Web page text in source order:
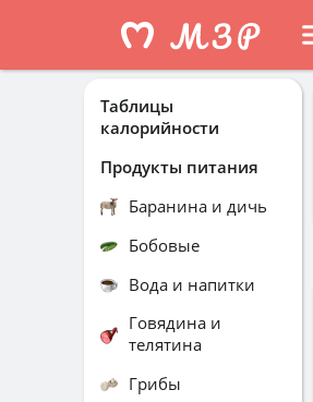
Таблицы
калорийности
Продукты питания
Баранина и дичь
Бобовые
Вода и напитки
Говядина и
телятина
Грибы